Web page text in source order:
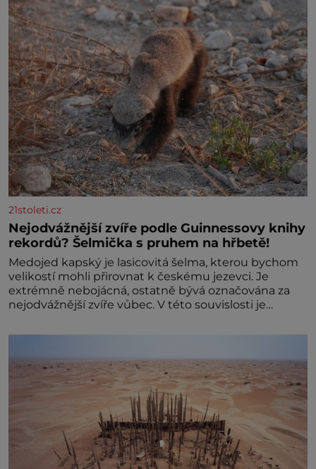
21stoleti.cz
Nejodvážnější zvíře podle Guinnessovy knihy
rekordů? Šelmička s pruhem na hřbetě!
Medojed kapský je lasicovitá šelma, kterou bychom
velikostí mohli přirovnat k českému jezevci. Je
extrémně nebojácná, ostatně bývá označována za
nejodvážnější zvíře vůbec. V této souvislosti je